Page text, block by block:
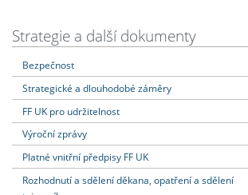
Dozvědět se více
Podat přihlášku
Dozvědět se více
Dozvědět se více
Dozvědět se více
Strategie a další dokumenty
Bezpečnost
Strategické a dlouhodobé záměry
FF UK pro udržitelnost
Výroční zprávy
Platné vnitřní předpisy FF UK
Rozhodnutí a sdělení děkana, opatření a sdělení